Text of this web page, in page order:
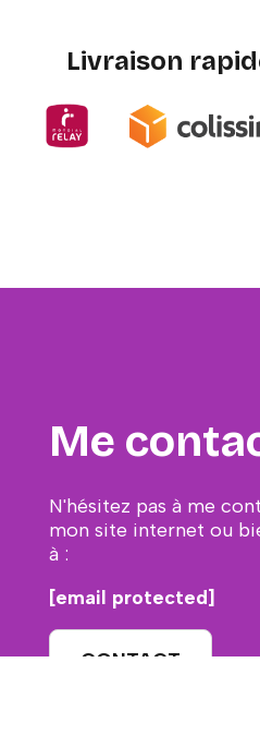
Livraison
Me
N'hésitez pas à me
mon site internet ou
à :
[email protected]
CONTACT